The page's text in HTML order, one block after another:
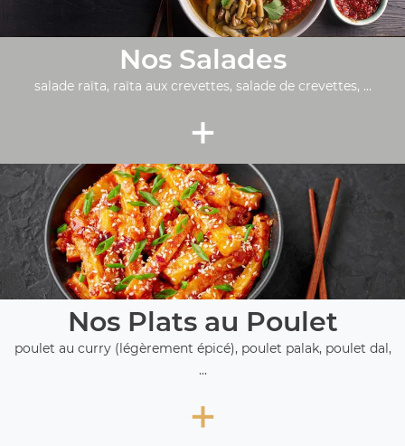
Nos Salades
salade raïta, raïta aux crevettes, salade de crevettes, ...
+
Nos Plats au Poulet
poulet au curry (légèrement épicé), poulet palak, poulet dal,
...
+